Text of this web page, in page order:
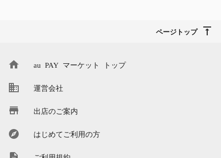
ページトップ
au PAY マーケット トップ
運営会社
出店のご案内
はじめてご利用の方